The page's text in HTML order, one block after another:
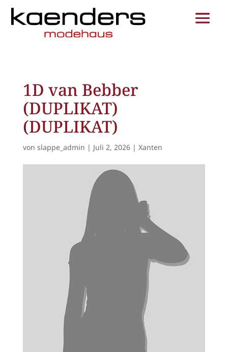
1D van Bebber
(DUPLIKAT)
(DUPLIKAT)
von slappe_admin | Juli 2, 2026| Xanten